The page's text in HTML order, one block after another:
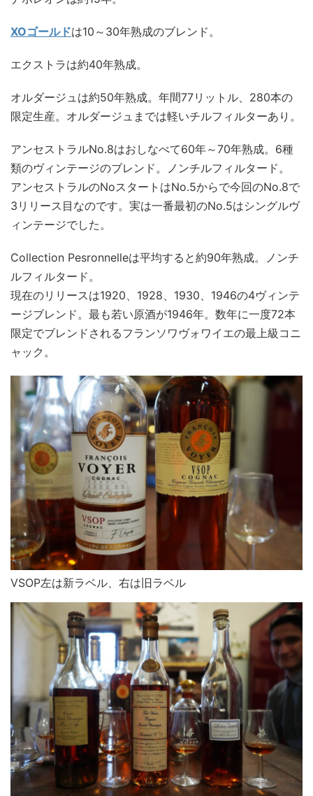
XOゴールドは10～30年熟成のブレンド。
エクストラは約40年熟成。
オルダージュは約50年熟成。年間77リットル、280本の
限定生産。オルダージュまでは軽いチルフィルターあり。
アンセストラルNo.8はおしなべて60年～70年熟成。6種
類のヴィンテージのブレンド。ノンチルフィルタード。
アンセストラルのNoスタートはNo.5からで今回のNo.8で
3リリース目なのです。実は一番最初のNo.5はシングルヴ
ィンテージでした。
Collection Pesronnelleは平均すると約90年熟成。ノンチ
ルフィルタード。
現在のリリースは1920、1928、1930、1946の4ヴィンテ
ージブレンド。最も若い原酒が1946年。数年に一度72本
限定でブレンドされるフランソワヴォワイエの最上級コニ
ャック。
VSOP左は新ラベル、右は旧ラベル